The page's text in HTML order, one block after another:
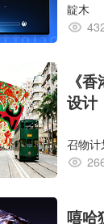
靛木
《
设计
召物计
嘻哈